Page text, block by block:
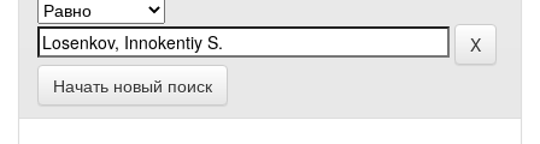
Начать новый поиск